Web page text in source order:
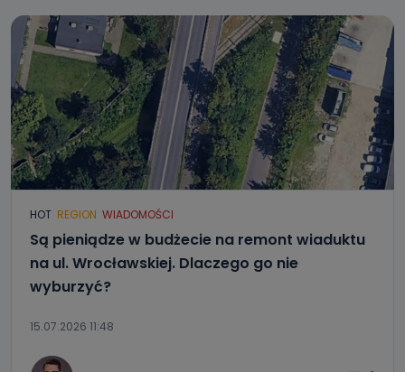
HOT REGION WIADOMOŚCI
Są pieniądze w budżecie na remont wiaduktu
na ul. Wrocławskiej. Dlaczego go nie
wyburzyć?
15.07.2026 11:48